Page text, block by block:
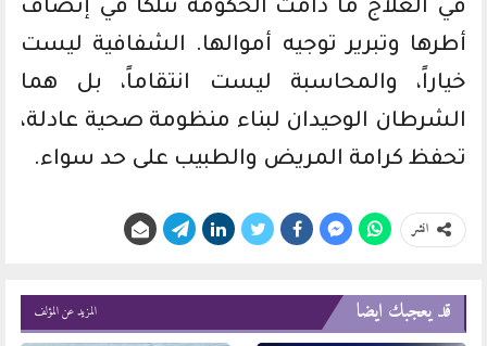
في العلاج ما دامت الحكومة تتلكأ في إنصاف
أطرها وتبرير توجيه أموالها. الشفافية ليست
خياراً، والمحاسبة ليست انتقاماً، بل هما
الشرطان الوحيدان لبناء منظومة صحية عادلة،
تحفظ كرامة المريض والطبيب على حد سواء.
انشر
قد يعجبك ايضا المزيد عن المؤلف